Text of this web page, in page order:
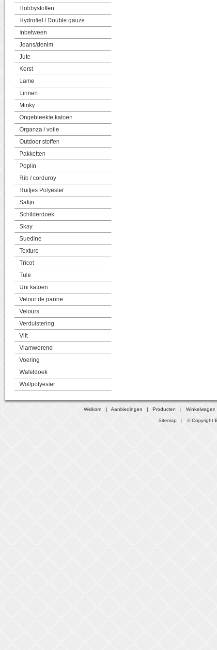
Hobbystoffen
Hydrofiel / Double gauze
Inbetween
Jeans/denim
Jute
Kerst
Lame
Linnen
Minky
Ongebleekte katoen
Organza / voile
Outdoor stoffen
Pakketten
Poplin
Rib / corduroy
Ruitjes Polyester
Satijn
Schilderdoek
Skay
Suedine
Texture
Tricot
Tule
Uni katoen
Velour de panne
Velours
Verduistering
Vilt
Vlamwerend
Voering
Wafeldoek
Wol/polyester
Welkom |Aanbiedingen |Producten |Winkelwagen
Sitemap | © Copyright